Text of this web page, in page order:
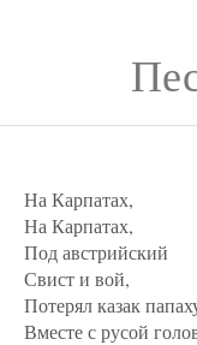
На Карпатах,
На Карпатах,
Под австрийский
Свист и вой,
Потерял казак
Вместе с русой